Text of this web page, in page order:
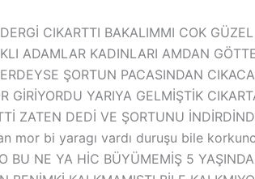
CIKARTTI BAKALIMMI COK
ADAMLAR KADINLARI AMDAN
ŞORTUN PACASINDAN
GİRİYORDU YARIYA GELMİŞTİK
ZATEN DEDİ VE ŞORTUNU
mor bi yaragı vardı duruşu bile
BU NE YA HİC BÜYÜMEMİŞ 5